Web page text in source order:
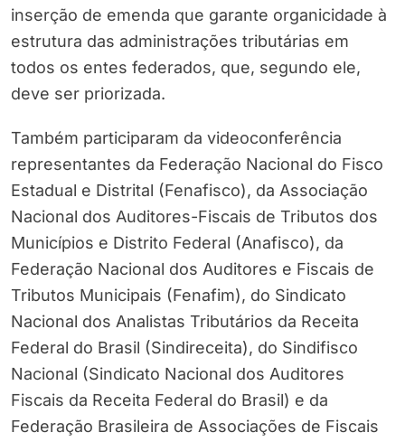
inserção de emenda que garante organicidade à
estrutura das administrações tributárias em
todos os entes federados, que, segundo ele,
deve ser priorizada.
Também participaram da videoconferência
representantes da Federação Nacional do Fisco
Estadual e Distrital (Fenafisco), da Associação
Nacional dos Auditores-Fiscais de Tributos dos
Municípios e Distrito Federal (Anafisco), da
Federação Nacional dos Auditores e Fiscais de
Tributos Municipais (Fenafim), do Sindicato
Nacional dos Analistas Tributários da Receita
Federal do Brasil (Sindireceita), do Sindifisco
Nacional (Sindicato Nacional dos Auditores
Fiscais da Receita Federal do Brasil) e da
Federação Brasileira de Associações de Fiscais